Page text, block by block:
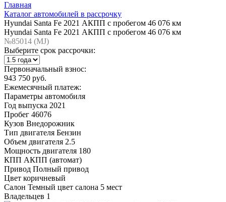
Главная
Каталог автомобилей в рассрочку
Hyundai Santa Fe 2021 АКПП с пробегом 46 076 км
Hyundai Santa Fe 2021 АКПП с пробегом 46 076 км
№85014 (МJ)
Выберите срок рассрочки:
Первоначальный взнос:
943 750 руб.
Ежемесячный платеж:
Параметры автомобиля
Год выпуска 2021
Пробег 46076
Кузов Внедорожник
Тип двигателя Бензин
Объем двигателя 2.5
Мощность двигателя 180
КПП АКПП (автомат)
Привод Полный привод
Цвет коричневый
Салон Темный цвет салона 5 мест
Владельцев 1